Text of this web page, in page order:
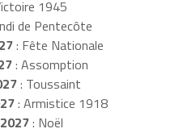
1945
de Pentecôte
: Fête Nationale
: Assomption
: Toussaint
: Armistice 1918
: Noël